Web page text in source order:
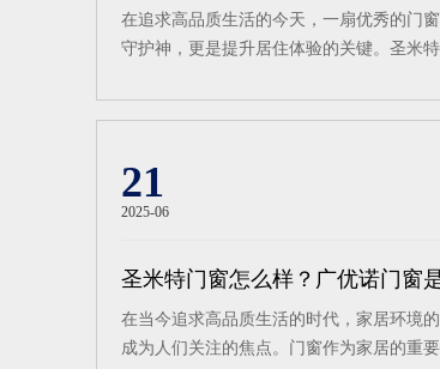
在追求高品质生活的今天，一扇优秀的门
守护神，更是提升居住体验的关键。圣米
温系统窗，以卓越的产品优势与性能，重
统窗采用国标A00铝锭6063-T5材质，其高
抗腐蚀性，确保了门窗的稳固与耐用。表
多彩粉末，经过特殊工艺处理，能够耐候十
热条，不仅有效隔绝室内外温差，更提升了
稳固性。精密设计，细节之处见真章整框封
计，搭配连体压线，使得优诺115系列系统
21
2025-06
在当今追求高品质生活的时代，家居环境
成为人们关注的焦点。门窗作为家居的重